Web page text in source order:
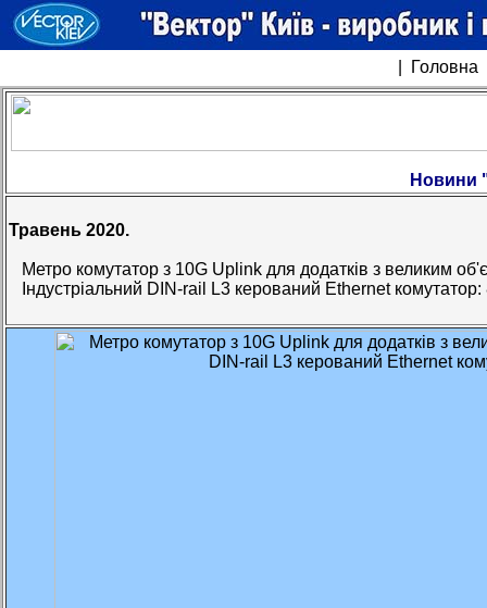
Головна
Новини
Травень 2020.
Метро комутатор з 10G Uplink для додатків з великим
Індустріальний DIN-rail L3 керований Ethernet